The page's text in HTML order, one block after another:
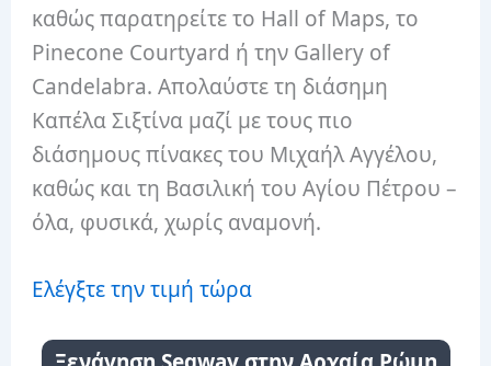
καθώς παρατηρείτε το Hall of Maps, το
Pinecone Courtyard ή την Gallery of
Candelabra. Απολαύστε τη διάσημη
Καπέλα Σιξτίνα μαζί με τους πιο
διάσημους πίνακες του Μιχαήλ Αγγέλου,
καθώς και τη Βασιλική του Αγίου Πέτρου –
όλα, φυσικά, χωρίς αναμονή.
Ελέγξτε την τιμή τώρα